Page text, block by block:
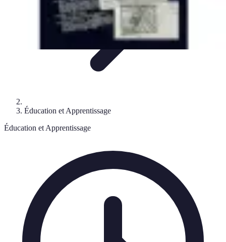
Éducation et Apprentissage
Éducation et Apprentissage